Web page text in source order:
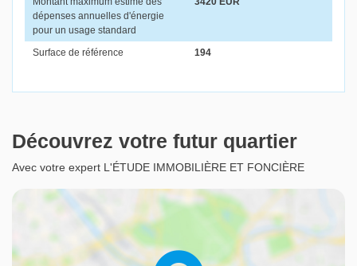
dépenses annuelles d'énergie
pour un usage standard
Surface de référence 194
Découvrez votre futur quartier
Avec votre expert L'ÉTUDE IMMOBILIÈRE ET FONCIÈRE